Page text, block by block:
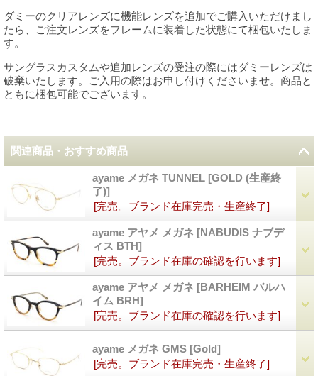
ダミーのクリアレンズに機能レンズを追加でご購入いただけまし
たら、ご注文レンズをフレームに装着した状態にて梱包いたしま
す。
サングラスカスタムや追加レンズの受注の際にはダミーレンズは
破棄いたします。ご入用の際はお申し付けくださいませ。商品と
ともに梱包可能でございます。
関連商品・おすすめ商品
ayame メガネ TUNNEL [GOLD (生産終
了)]
[完売。ブランド在庫完売・生産終了]
ayame アヤメ メガネ [NABUDIS ナブデ
ィス BTH]
[完売。ブランド在庫の確認を行います]
ayame アヤメ メガネ [BARHEIM バルハ
イム BRH]
[完売。ブランド在庫の確認を行います]
ayame メガネ GMS [Gold]
[完売。ブランド在庫完売・生産終了]